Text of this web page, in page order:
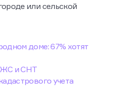
или сельской
доме: 67% хотят
и СНТ
учета